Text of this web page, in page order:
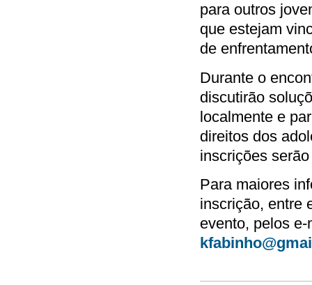
para outros
que estejam
de
Durante o
discutirão
localmente e
direitos dos
inscrições
Para maiores
inscrição, entre
evento, pelos